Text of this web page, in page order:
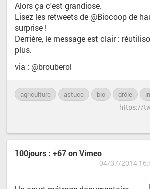
Alors ça c'est grandiose.
Lisez les retweets de @Biocoop de
surprise !
Derrière, le message est clair :
plus.
via : @brouberol
agriculture astuce bio drôle
https://
100jours : +67 on Vimeo
04/07/2014